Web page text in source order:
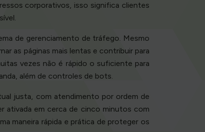
corporativos, isso significa clientes
de gerenciamento de tráfego. Mesmo
as páginas mais lentas e contribuir para
vezes não é rápido o suficiente para
além de controles de bots.
justa, com atendimento por ordem de
ativada em cerca de cinco minutos com
maneira rápida e prática de proteger os